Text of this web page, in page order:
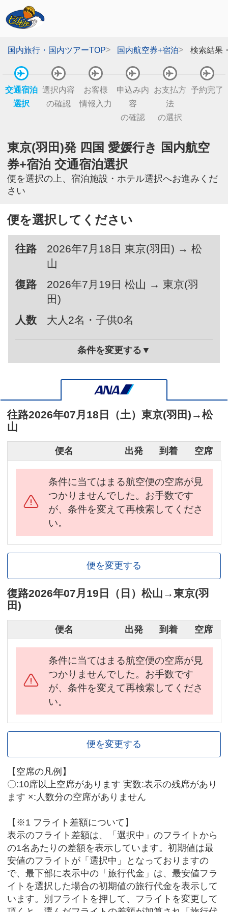
国内旅行・国内ツアーTOP 国内航空券+宿泊 検索結果
交通宿泊
選択
選択内容
の確認
お客様
情報入力
申込み内
容
の確認
お支払方
法
の選択
予約完了
東京(羽田)発 四国 愛媛行き 国内航空
券+宿泊 交通宿泊選択
便を選択の上、宿泊施設・ホテル選択へお進みくだ
さい
便を選択してください
往路
2026年7月18日 東京(羽田) → 松
山
復路
2026年7月19日 松山 → 東京(羽
田)
人数
大人2名・子供0名
条件を変更する▼
往路2026年07月18日（土） 東京(羽田) →松
山
便名 出発 到着 空席
条件に当てはまる航空便の空席が見
つかりませんでした。お手数です
が、条件を変えて再検索してくださ
い。
便を変更する
復路2026年07月19日（日） 松山 →東京(羽
田)
便名 出発 到着 空席
条件に当てはまる航空便の空席が見
つかりませんでした。お手数です
が、条件を変えて再検索してくださ
い。
便を変更する
【空席の凡例】
〇:10席以上空席があります 実数:表示の残席があり
ます ×:人数分の空席がありません
【※1 フライト差額について】
表示のフライト差額は、「選択中」のフライトから
の1名あたりの差額を表示しています。初期値は最
安値のフライトが「選択中」となっておりますの
で、最下部に表示中の「旅行代金」は、最安値フラ
イトを選択した場合の初期値の旅行代金を表示して
います。別フライトを押して、フライトを変更して